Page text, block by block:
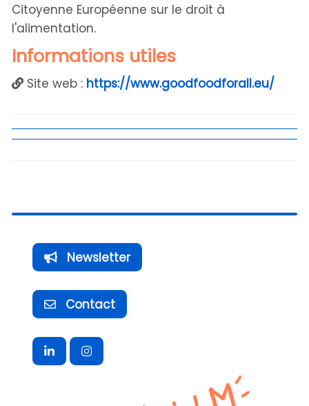
Citoyenne Européenne sur le droit à
l'alimentation.
Informations utiles
Site web : https://www.goodfoodforall.eu/
Newsletter
Contact